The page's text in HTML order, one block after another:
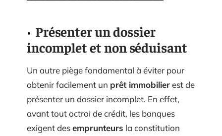
Présenter un dossier
incomplet et non séduisant
Un autre piège fondamental à éviter pour
obtenir facilement un prêt immobilierest de
présenter un dossier incomplet. En effet,
avant tout octroi de crédit, les banques
exigent desemprunteurs la constitution